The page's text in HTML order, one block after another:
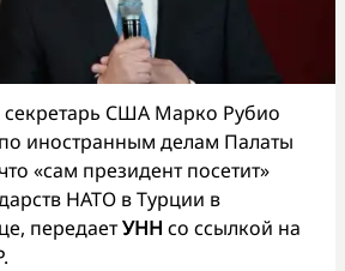
секретарь США Марко Рубио
иностранным делам Палаты
«сам президент посетит»
НАТО в Турции в
передаетУНН со ссылкой на